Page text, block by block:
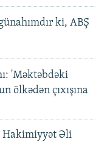
ki, ABŞ
'Məktəbdəki
ölkədən çıxışına
Hakimiyyət Əli